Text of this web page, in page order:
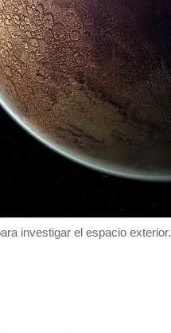
investigar el espacio exterior.